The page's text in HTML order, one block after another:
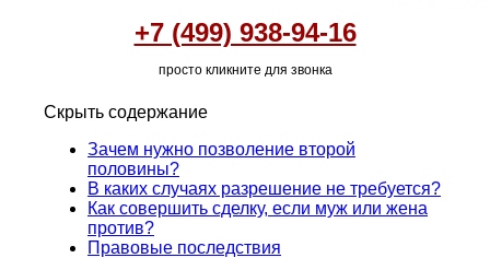
+7 (499) 938-94-16
просто кликните для звонка
Скрыть содержание
Зачем нужно позволение второй
половины?
В каких случаях разрешение не требуется?
Как совершить сделку, если муж или жена
против?
Правовые последствия